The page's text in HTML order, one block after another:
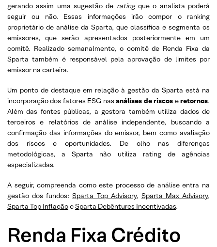
gerando assim uma sugestão de ratingque o analista poderá
seguir ou não. Essas informações irão compor o ranking
proprietário de análise da Sparta, que classifica e segmenta os
emissores, que serão apresentados posteriormente em um
comitê. Realizado semanalmente, o comitê de Renda Fixa da
Sparta também é responsável pela aprovação de limites por
emissor na carteira.
Um ponto de destaque em relação à gestão da Sparta está na
incorporação dos fatores ESG nasanálises de riscos eretornos.
Além das fontes públicas, a gestora também utiliza dados de
terceiros e relatórios de análise independente, buscando a
confirmação das informações do emissor, bem como avaliação
dos riscos e oportunidades. De olho nas diferenças
metodológicas, a Sparta não utiliza rating de agências
especializadas.
A seguir, compreenda como este processo de análise entra na
gestão dos fundos:Sparta Top Advisory, Sparta Max Advisory,
Sparta Top InflaçãoeSparta Debêntures Incentivadas.
Renda Fixa Crédito